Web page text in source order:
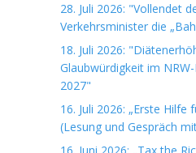
28. Juli 2026: "Vollendet
Verkehrsminister die
18. Juli 2026:
Glaubwürdigkeit im
2027"
16. Juli 2026: „Erste
(Lesung und Gespräch